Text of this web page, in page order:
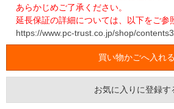
あらかじめご了承ください。
延長保証の詳細については、以下をご参
https://www.pc-trust.co.jp/shop/
お気に入りに登録す